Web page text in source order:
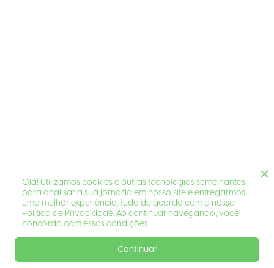
Olá! Utilizamos cookies e outras tecnologias semelhantes
para analisar a sua jornada em nosso site e entregarmos
uma melhor experiência, tudo de acordo com a nossa
Política de Privacidade. Ao continuar navegando, você
concorda com essas condições.
Continuar